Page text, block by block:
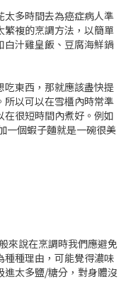
太多時間去為癌症病人準
繁複的烹調方法，以簡單
白汁雞皇飯、豆腐海鮮鍋
吃東西，那就應該盡快提
所以可以在雪櫃內時常準
很短時間內煮好。例如
一個蝦子麵就是一碗很美
來說在烹調時我們應避免
種種理由，可能覺得濃味
進太多鹽/糖分，對身體沒